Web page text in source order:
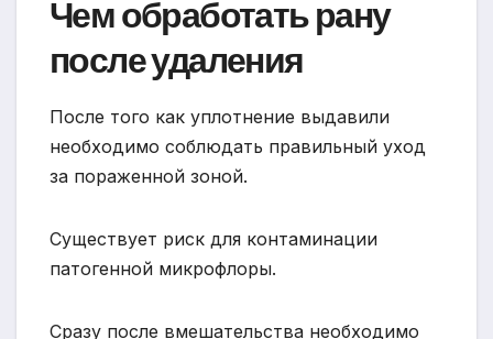
Чем обработать рану
после удаления
После того как уплотнение выдавили
необходимо соблюдать правильный уход
за пораженной зоной.
Существует риск для контаминации
патогенной микрофлоры.
Сразу после вмешательства необходимо